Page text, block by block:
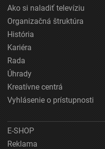
Ako si naladiť televíziu
Organizačná štruktúra
História
Kariéra
Rada
Úhrady
Kreatívne centrá
Vyhlásenie o prístupnosti
E-SHOP
Reklama